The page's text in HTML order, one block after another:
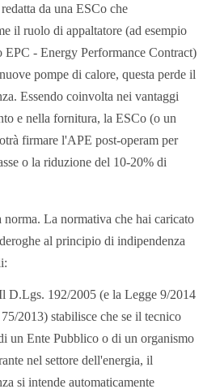
da una ESCo che
il ruolo di appaltatore (ad esempio
EPC - Energy Performance Contract)
pompe di calore, questa perde il
Essendo coinvolta nei vantaggi
e nella fornitura, la ESCo (o un
firmare l'APE post-operam per
o la riduzione del 10-20% di
La normativa che hai caricato
al principio di indipendenza
D.Lgs. 192/2005 (e la Legge 9/2014
2013) stabilisce che se il tecnico
un Ente Pubblico o di un organismo
nel settore dell'energia, il
si intende automaticamente